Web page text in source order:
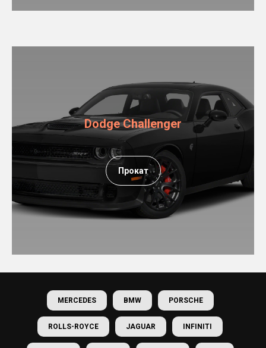
Dodge Challenger
Прокат
MERCEDES BMW PORSCHE
ROLLS-ROYCE JAGUAR INFINITI